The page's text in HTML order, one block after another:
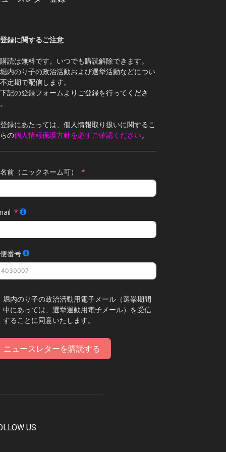
録に関するご注意
購読は無料です。いつでも購読解除できます。
堀内のり子の政治活動および選挙活動などについ
定期で配信します。
下記の登録フォームよりご登録を行ってくださ
録にあたっては、個人情報取り扱いに関するこ
の個人情報保護方針を必ずご確認ください。
前（ニックネーム可）
番号
堀内のり子の政治活動用電子メール（選挙期間
中にあっては、選挙運動用電子メール）を受信
することに同意いたします。
ニュースレターを購読する
US